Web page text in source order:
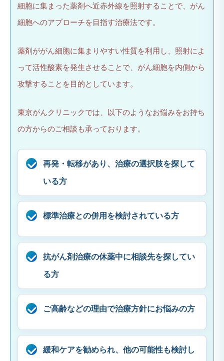
細胞に集まった薬剤へ近赤外線を照射することで、がん
細胞へのアプローチを目指す治療法です。
薬剤ががん細胞に集まりやすい性質を利用し、照射によ
って活性酸素を発生させることで、がん細胞を内側から
攻撃することを目的としています。
東京がんクリニックでは、以下のようなお悩みをお持ち
の方からのご相談も承っております。
再発・転移があり、治療の選択肢を探して
いる方
標準治療との併用を検討されている方
抗がん剤治療の休薬中に相談先を探してい
る方
ご高齢などの理由で治療方針にお悩みの方
緩和ケアを勧められ、他の可能性も検討し